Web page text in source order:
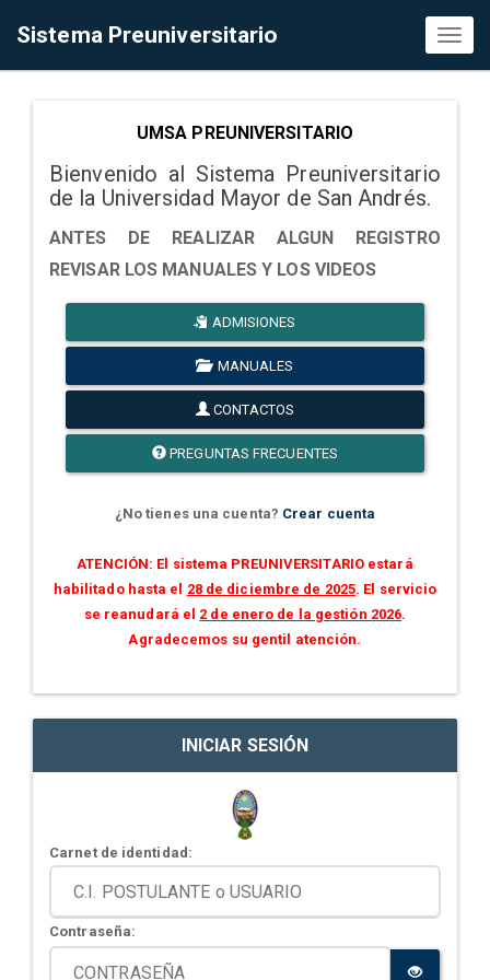
Sistema Preuniversitario
UMSA PREUNIVERSITARIO
Bienvenido al Sistema Preuniversitario
de la Universidad Mayor de San Andrés.
ANTES DE REALIZAR ALGUN REGISTRO
REVISAR LOS MANUALES Y LOS VIDEOS
ADMISIONES
MANUALES
CONTACTOS
PREGUNTAS FRECUENTES
¿No tienes una cuenta? Crear cuenta
ATENCIÓN: El sistema PREUNIVERSITARIO estará
habilitado hasta el 28 de diciembre de 2025. El servicio
se reanudará el 2 de enero de la gestión 2026.
Agradecemos su gentil atención.
INICIAR SESIÓN
Carnet de identidad:
Contraseña: